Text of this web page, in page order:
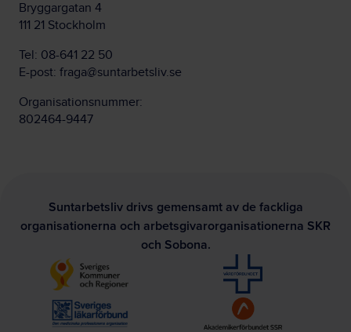
Bryggargatan 4
111 21 Stockholm
Tel: 08-641 22 50
E-post: fraga@suntarbetsliv.se
Organisationsnummer:
802464-9447
Suntarbetsliv drivs gemensamt av de fackliga
organisationerna och arbetsgivarorganisationerna SKR
och Sobona.